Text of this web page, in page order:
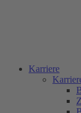
Karriere